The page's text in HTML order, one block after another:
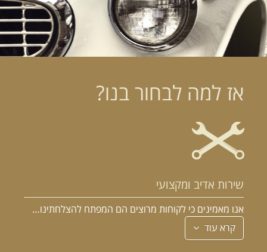
אז למה לבחור בנו?
שירות אדיב ומקצועי
אנו מאמינים כי לקוחות מרוצים הם המפתח להצלחתינו…
קרא עוד